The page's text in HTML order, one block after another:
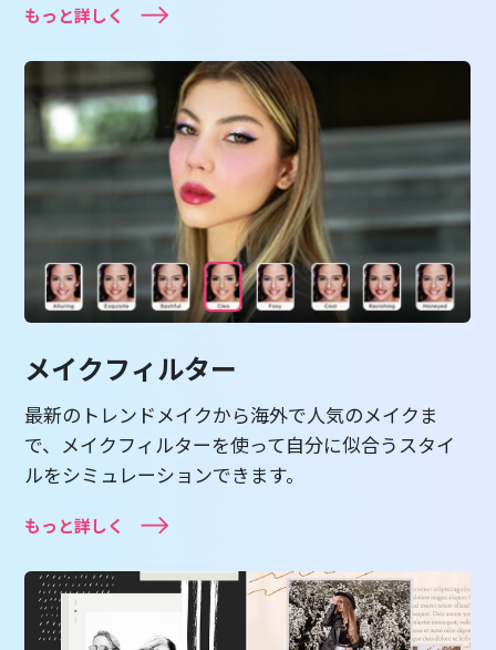
もっと詳しく
メイクフィルター
最新のトレンドメイクから海外で人気のメイクま
で、メイクフィルターを使って自分に似合うスタイ
ルをシミュレーションできます。
もっと詳しく